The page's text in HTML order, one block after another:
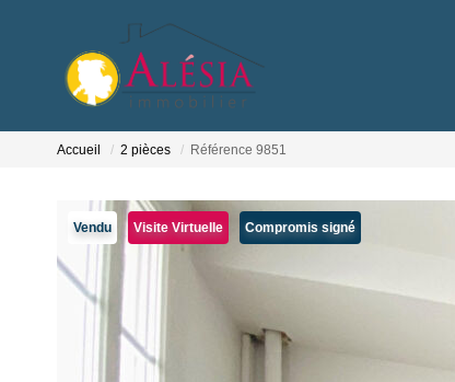
Accueil 2 pièces Référence 9851
Vendu Visite Virtuelle Compromis signé